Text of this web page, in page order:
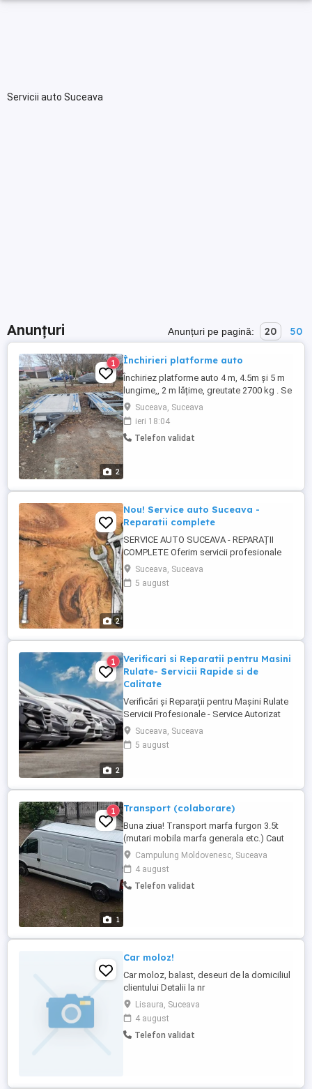
Servicii auto Suceava
Anunțuri Anunțuri pe pagină: 20 50
2
1 Închirieri platforme auto
Închiriez platforme auto 4 m, 4.5m și 5 m
lungime,, 2 m lățime, greutate 2700 kg . Se
poate închiria pe zi , sau la cursa . acte
valabile , pentru mai multe detalii la tel sau
msg pret 150 lei pe zi
Suceava, Suceava
ieri 18:04
Telefon validat
2
Nou! Service auto Suceava -
Reparatii complete
SERVICE AUTO SUCEAVA - REPARAȚII
COMPLETE Oferim servicii profesionale
de: - Electrică auto - Caroserie tinichigerie -
Înlocuire piese și consumabile - Revizie
completa - Pregătire și verificare pre-ITP
Suceava, Suceava
5 august
2
1
Verificari si Reparatii pentru Masini
Rulate- Servicii Rapide si de
Calitate
Verificări și Reparații pentru Mașini Rulate
Servicii Profesionale - Service Autorizat
Suceava. Servicii Rapide si de Calitate. Ai
cumpărat o mașină rulată sau urmează să
achiziționezi una? Asigură-te că este în
pentru ...
Suceava, Suceava
5 august
1
1 Transport (colaborare)
Buna ziua! Transport marfa furgon 3.5t
(mutari mobila marfa generala etc.) Caut
colaborare cu firma de transport. Zona
campulung moldovenesc (sv). Daca aveti
nevoie telefon Stefan. Multumesc!
Campulung Moldovenesc, Suceava
4 august
Telefon validat
Car moloz!
Car moloz, balast, deseuri de la domiciliul
clientului Detalii la nr
Lisaura, Suceava
4 august
Telefon validat